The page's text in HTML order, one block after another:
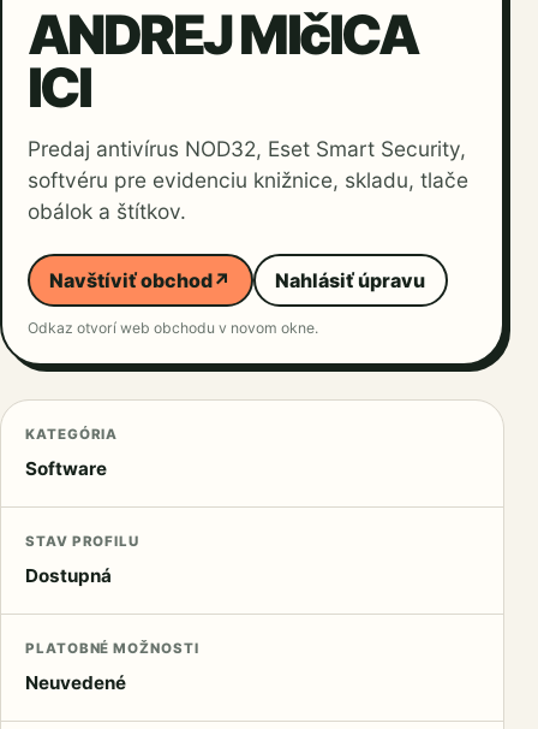
ANDREJ MIčICA
ICI
Predaj antivírus NOD32, Eset Smart Security,
softvéru pre evidenciu knižnice, skladu, tlače
obálok a štítkov.
Navštíviť obchod↗ Nahlásiť úpravu
Odkaz otvorí web obchodu v novom okne.
KATEGÓRIA
Software
STAV PROFILU
Dostupná
PLATOBNÉ MOŽNOSTI
Neuvedené